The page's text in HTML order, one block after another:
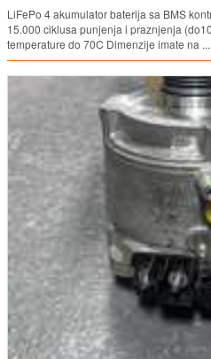
LiFePo 4 akumulator baterija sa BMS
15.000 ciklusa punjenja i praznjenja
temperature do 70C Dimenzije imate na ...